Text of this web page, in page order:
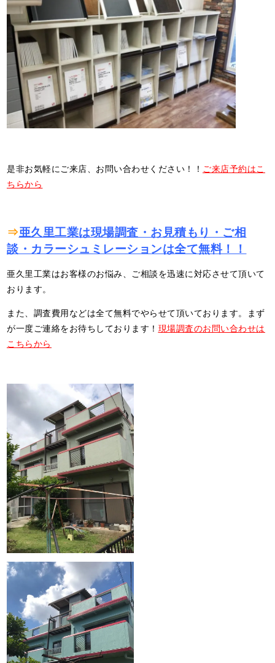
是非お気軽にご来店、お問い合わせください！！ ご来店予約はこ
ちらから
⇒亜久里工業は現場調査・お見積もり・ご相
談・カラーシュミレーションは全て無料！！
亜久里工業はお客様のお悩み、ご相談を迅速に対応させて頂いて
おります。
また、調査費用などは全て無料でやらせて頂いております。まず
が一度ご連絡をお待ちしております！ 現場調査のお問い合わせは
こちらから